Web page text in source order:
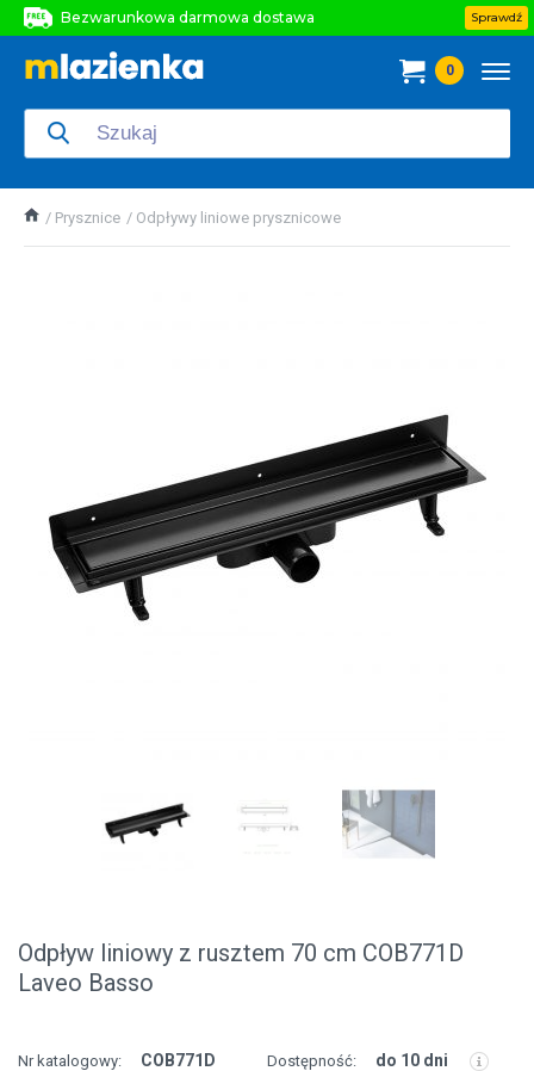
Bezwarunkowa darmowa dostawa
Bezwarunkowa darmowa dostawa
Sprawdź
0
Prysznice Odpływy liniowe prysznicowe
Odpływ liniowy z rusztem 70 cm COB771D
Laveo Basso
Nr katalogowy: COB771D Dostępność: do 10 dni